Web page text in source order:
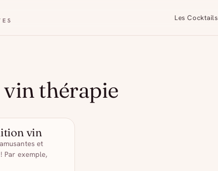
Les Cocktails
vin thérapie
vin
et
Par exemple,